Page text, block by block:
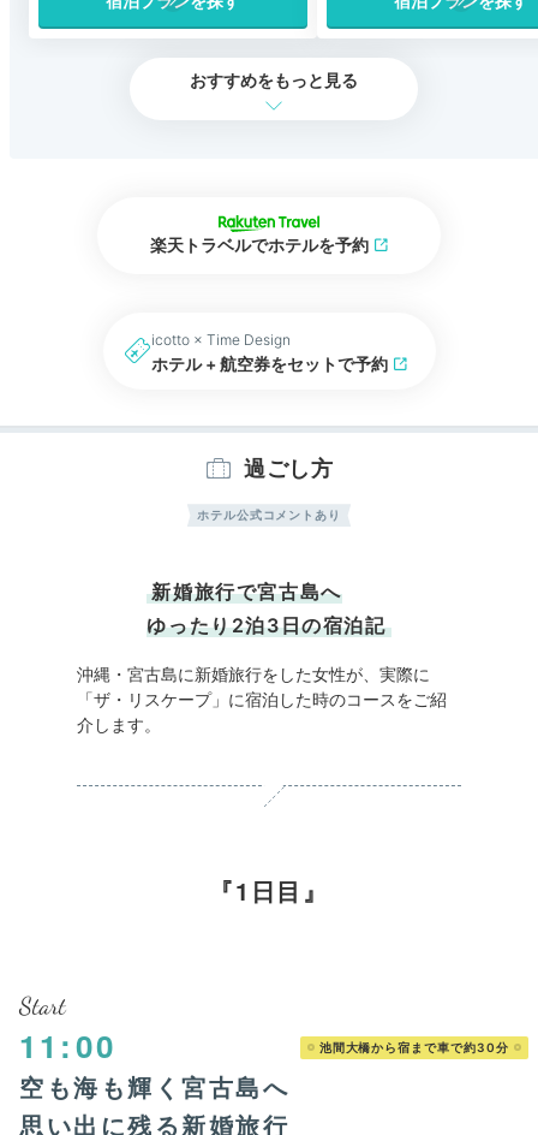
おすすめをもっと見る
楽天トラベルでホテルを予約
icotto × Time Design
ホテル + 航空券をセットで予約
過ごし方
ホテル公式コメントあり
新婚旅行で宮古島へ
ゆったり2泊3日の宿泊記
沖縄・宮古島に新婚旅行をした女性が、実際に
「ザ・リスケープ」に宿泊した時のコースをご紹
介します。
1日目
Start
11:00 池間大橋から宿まで車で約30分
空も海も輝く宮古島へ
思い出に残る新婚旅行